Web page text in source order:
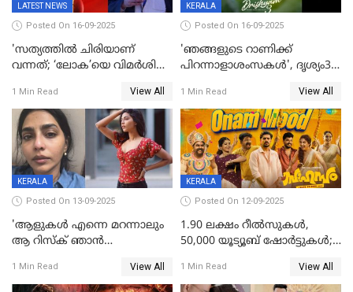
LATEST NEWS
Posted On 16-09-2025
'സത്യത്തിൽ ചിരിയാണ്
വന്നത്; ‘ലോക’യെ വിമർശിച്ച്
1 Min Read View All
KERALA
Posted On 16-09-2025
'ഞങ്ങളുടെ റാണിക്ക്
പിറന്നാളാശംസകൾ', ദൃശ്യം3-
പോസ്റ്റർ പുറത്തുവിട്ടു
1 Min Read View All
KERALA
Posted On 13-09-2025
'ആളുകള്‍ എന്നെ മറന്നാലും
ആ റിസ്ക് ഞാൻ
മനസിലായി, കടുത്ത
തീരുമാനവുമായി ഐശ്വര്യ
1 Min Read View All
KERALA
Posted On 12-09-2025
1.90 ലക്ഷം റീല്‍സുകള്‍,
50,000 യൂട്യൂബ് ഷോര്‍ട്ടുകള്‍;
ഹിറ്റായി ഓണം മൂഡ് ഗാനം
1 Min Read View All